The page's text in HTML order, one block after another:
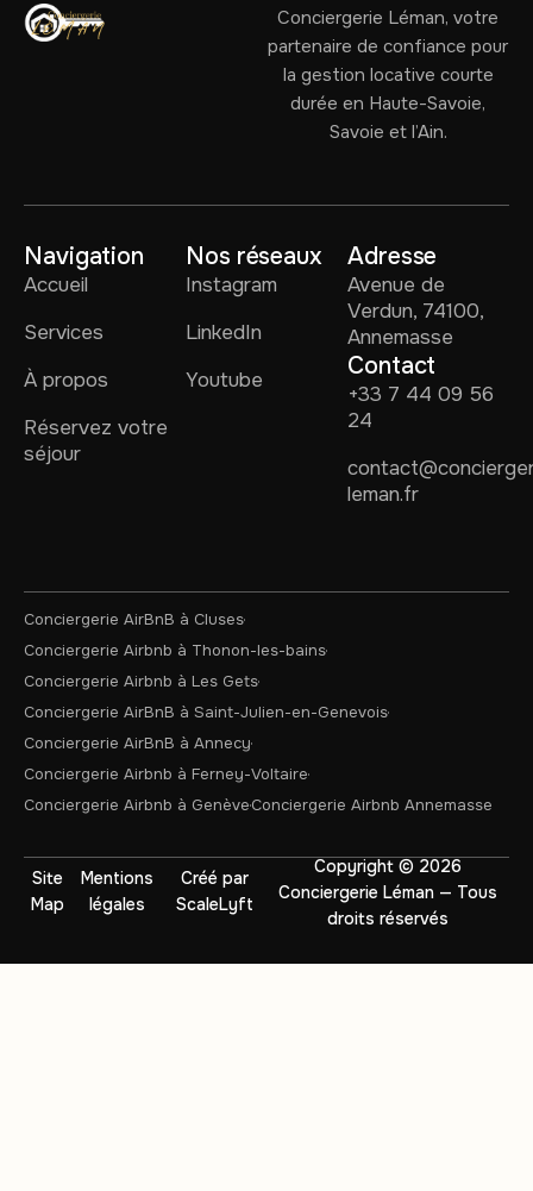
Conciergerie Léman, votre
partenaire de confiance pour
la gestion locative courte
durée en Haute-Savoie,
Savoie et l’Ain.
Navigation
Accueil
Services
À propos
Réservez votre
séjour
Nos réseaux
Instagram
LinkedIn
Youtube
Adresse
Avenue de
Verdun, 74100,
Annemasse
Contact
+33 7 44 09 56
24
leman.fr
Conciergerie AirBnB à Cluses
Conciergerie Airbnb à Thonon-les-bains
Conciergerie Airbnb à Les Gets
Conciergerie AirBnB à Saint-Julien-en-Genevois
Conciergerie AirBnB à Annecy
Conciergerie Airbnb à Ferney-Voltaire
Conciergerie Airbnb à GenèveConciergerie Airbnb Annemasse
Copyright © 2026
Conciergerie Léman — Tous
droits réservés
Site
Map
Mentions
légales
Créé par
ScaleLyft